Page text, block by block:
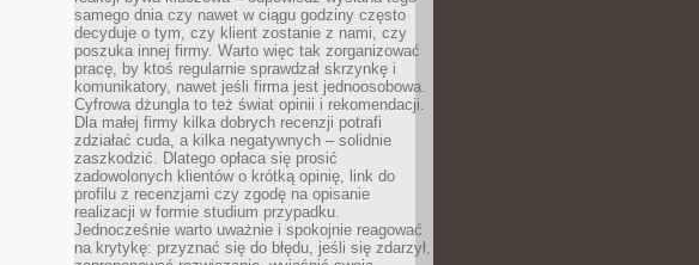
samego dnia czy nawet w ciągu godziny często
decyduje o tym, czy klient zostanie z nami, czy
poszuka innej firmy. Warto więc tak zorganizować
pracę, by ktoś regularnie sprawdzał skrzynkę i
komunikatory, nawet jeśli firma jest jednoosobowa.
Cyfrowa dżungla to też świat opinii i rekomendacji.
Dla małej firmy kilka dobrych recenzji potrafi
zdziałać cuda, a kilka negatywnych – solidnie
zaszkodzić. Dlatego opłaca się prosić
zadowolonych klientów o krótką opinię, link do
profilu z recenzjami czy zgodę na opisanie
realizacji w formie studium przypadku.
Jednocześnie warto uważnie i spokojnie reagować
na krytykę: przyznać się do błędu, jeśli się zdarzył,